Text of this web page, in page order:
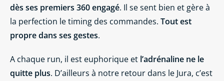
dès ses premiers 360 engagé. Il se sent bien et gère à
la perfection le timing des commandes. Tout est
propre dans ses gestes.
A chaque run, il est euphorique et l’adrénaline ne le
quitte plus. D’ailleurs à notre retour dans le Jura, c’est